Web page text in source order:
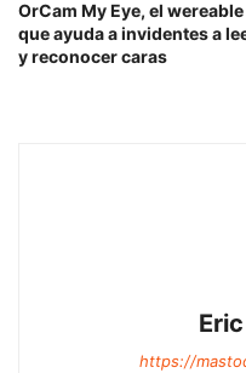
OrCam My Eye, el wereable
que ayuda a invidentes a
y reconocer caras
https://